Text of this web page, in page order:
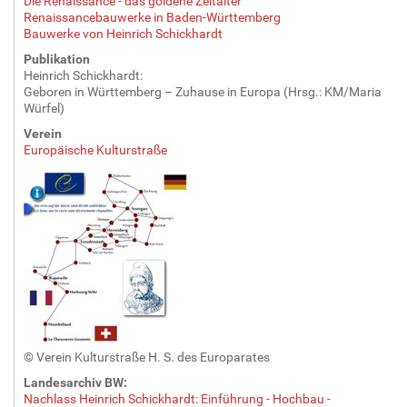
l
e
G
r
ö
e
…
Renaissancebauwerke in Baden-Württemberg
Bauwerke von Heinrich Schickhardt
Publikation
Heinrich Schickhardt:
Geboren in Württemberg – Zuhause in Europa (Hrsg.: KM/Maria
Würfel)
Verein
Europäische Kulturstraße
© Verein Kulturstraße H. S. des Europarates
Landesarchiv BW:
Nachlass Heinrich Schickhardt: Einführung - Hochbau -